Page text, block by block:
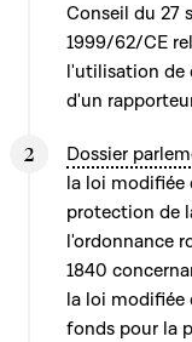
Conseil du 27
1999/62/CE
l'utilisation de
d'un
Dossier
la loi modifiée
protection de
l'ordonnance
1840
la loi modifiée
fonds pour la